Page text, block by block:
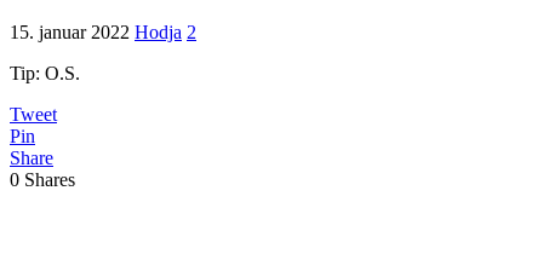
15. januar 2022 Hodja 2
Tip: O.S.
Tweet
Pin
Share
0 Shares